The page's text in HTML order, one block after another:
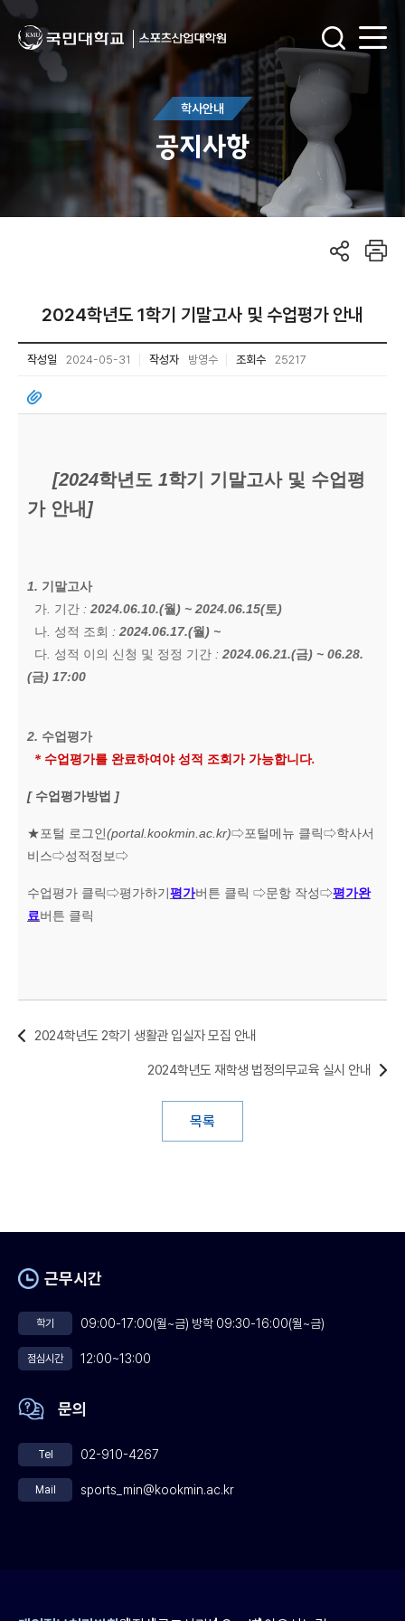
학사안내
공지사항
2024학년도 1학기 기말고사 및 수업평가 안내
작성일 2024-05-31 작성자 방영수 조회수 25217
[2024학년도 1학기 기말고사 및 수업평
가 안내 ]
1. 기말고사
가 기간 : 2024.06.10.(월 ) ~ 2024.06.15(토)
나 성적 조회 : 2024.06.17.(월 ) ~
다 성적 이의 신청 및 정정 기간 : 2024.06.21.(금) ~ 06.28.
(금) 17:00
2. 수업평가
* 수업평가를 완료하여야 성적 조회가 가능합니다.
[ 수업평가방법 ]
★포털 로그인(portal.kookmin.ac.kr)⇨포털메뉴 클릭⇨학사서
비스⇨성적정보⇨
수업평가 클릭⇨평가하기평가버튼 클릭 ⇨문항 작성⇨평가완
료버튼 클릭
2024학년도 2학기 생활관 입실자 모집 안내
목록
2024학년도 재학생 법정의무교육 실시 안내
근무시간
학기 09:00-17:00(월~금) 방학 09:30-16:00(월~금)
점심시간 12:00~13:00
문의
Tel 02-910-4267
Mail sports_min@kookmin.ac.kr